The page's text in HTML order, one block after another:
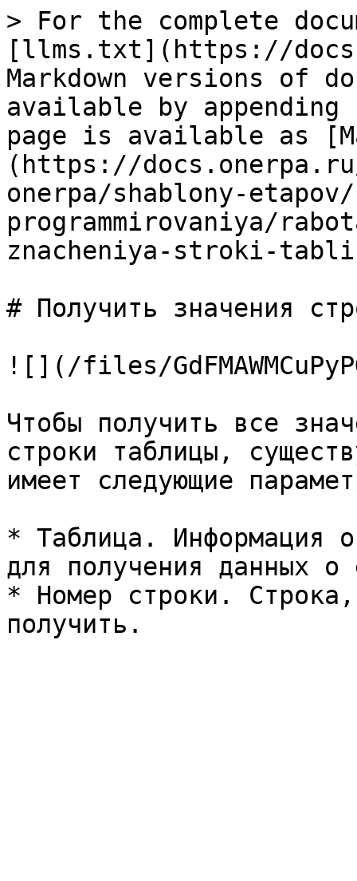
> For the complete
[llms.txt](https://
Markdown versions of
available by
page is available as
(https://
onerpa/shablony-
programmirovaniya/
znacheniya-stroki-
# Получить значения
![](/files/
Чтобы получить все
строки таблицы,
имеет следующие
* Таблица. Информация
для получения данных
* Номер строки.